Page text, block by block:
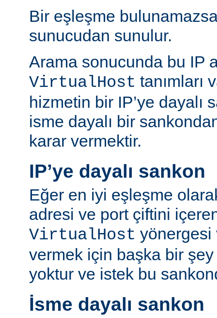
Bir eşleşme
sunucudan sunulur.
Arama sonucunda bu IP
VirtualHost tanımları
hizmetin bir IP’ye dayalı
isme dayalı bir
karar vermektir.
IP’ye dayalı sankon
Eğer en iyi eşleşme
adresi ve port çiftini
VirtualHost yönergesi
vermek için başka bir
yoktur ve istek bu
İsme dayalı sankon